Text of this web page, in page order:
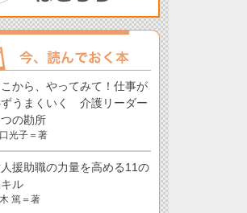
こから、やってみて！仕事が
ずうまくいく 介護リーダー
つの勘所
光子＝著
援助職の力量を高める11の
ル
篤＝著